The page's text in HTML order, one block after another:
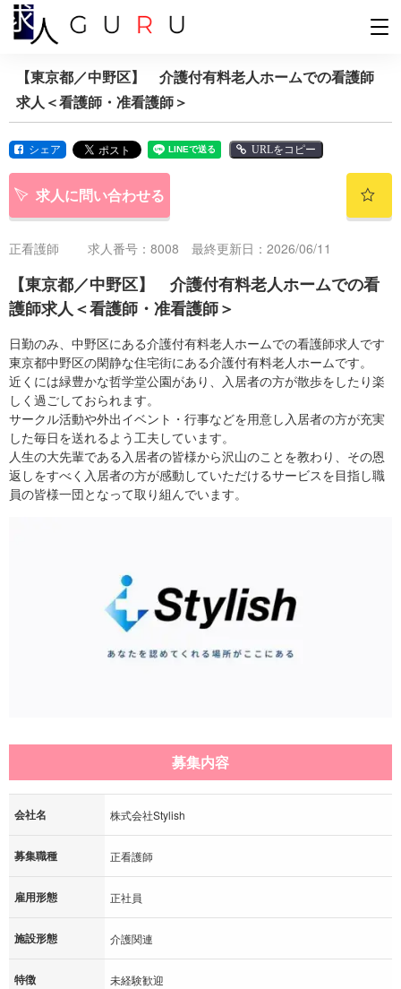
【東京都／中野区】 介護付有料老人ホームでの看護師
求人＜看護師・准看護師＞
シェア URLをコピー
求人に問い合わせる
正看護師 求人番号：8008 最終更新日：2026/06/11
【東京都／中野区】 介護付有料老人ホームでの看
護師求人＜看護師・准看護師＞
日勤のみ、中野区にある介護付有料老人ホームでの看護師求人です
東京都中野区の閑静な住宅街にある介護付有料老人ホームです。
近くには緑豊かな哲学堂公園があり、入居者の方が散歩をしたり楽
しく過ごしておられます。
サークル活動や外出イベント・行事などを用意し入居者の方が充実
した毎日を送れるよう工夫しています。
人生の大先輩である入居者の皆様から沢山のことを教わり、その恩
返しをすべく入居者の方が感動していただけるサービスを目指し職
員の皆様一団となって取り組んでいます。
募集内容
会社名 株式会社Stylish
募集職種 正看護師
雇用形態 正社員
施設形態 介護関連
特徴 未経験歓迎